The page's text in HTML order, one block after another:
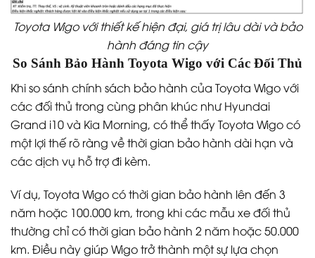
Toyota Wigo với thiết kế hiện đại, giá trị lâu dài và bảo
hành đáng tin cậy
So Sánh Bảo Hành Toyota Wigo với Các Đối Thủ
Khi so sánh chính sách bảo hành của Toyota Wigo với
các đối thủ trong cùng phân khúc như Hyundai
Grand i10 và Kia Morning, có thể thấy Toyota Wigo có
một lợi thế rõ ràng về thời gian bảo hành dài hạn và
các dịch vụ hỗ trợ đi kèm.
Ví dụ, Toyota Wigo có thời gian bảo hành lên đến 3
năm hoặc 100.000 km, trong khi các mẫu xe đối thủ
thường chỉ có thời gian bảo hành 2 năm hoặc 50.000
km. Điều này giúp Wigo trở thành một sự lựa chọn